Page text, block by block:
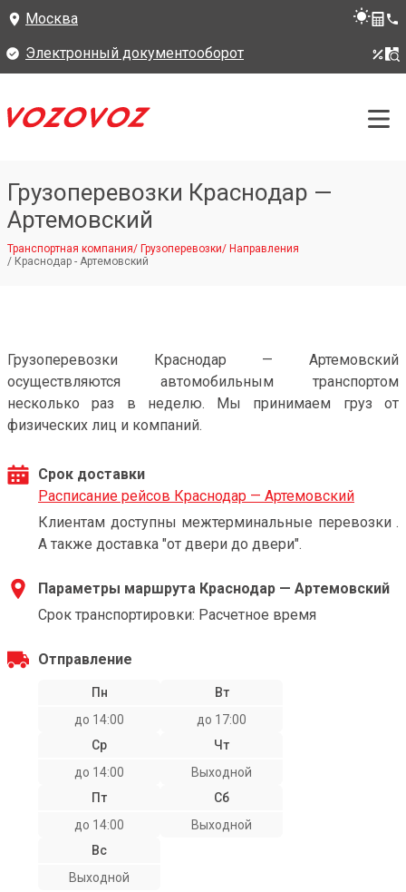
Москва
Электронный документооборот
Грузоперевозки Краснодар —
Артемовский
Транспортная компания/ Грузоперевозки/ Направления
/ Краснодар - Артемовский
Грузоперевозки Краснодар — Артемовский
осуществляются автомобильным транспортом
несколько раз в неделю. Мы принимаем груз от
физических лиц и компаний.
Срок доставки
Расписание рейсов Краснодар — Артемовский
Клиентам доступны межтерминальные перевозки .
А также доставка "от двери до двери".
Параметры маршрута Краснодар — Артемовский
Срок транспортировки: Расчетное время
Отправление
Пн
до 14:00
Вт
до 17:00
Ср
до 14:00
Чт
Выходной
Пт
до 14:00
Сб
Выходной
Вс
Выходной